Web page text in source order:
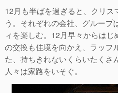
12月も半ばを過ぎると、クリ
う。それぞれの会社、グループ
ィを楽しむ。12月早々からはじ
の交換も佳境を向かえ、ラッフ
た、持ちきれないくらいたくさ
人々は家路をいそぐ。